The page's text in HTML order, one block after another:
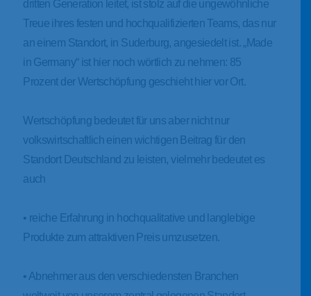
dritten Generation leitet, ist stolz auf die ungewöhnliche
Treue ihres festen und hochqualifizierten Teams, das nur
an einem Standort, in Suderburg, angesiedelt ist. „Made
in Germany“ ist hier noch wörtlich zu nehmen: 85
Prozent der Wertschöpfung geschieht hier vor Ort.
Wertschöpfung bedeutet für uns aber nicht nur
volkswirtschaftlich einen wichtigen Beitrag für den
Standort Deutschland zu leisten, vielmehr bedeutet es
auch
• reiche Erfahrung in hochqualitative und langlebige
Produkte zum attraktiven Preis umzusetzen.
• Abnehmer aus den verschiedensten Branchen